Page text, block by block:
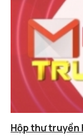
Hộp thư truyền